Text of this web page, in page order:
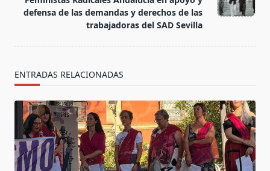
defensa de las demandas y derechos de las
trabajadoras del SAD Sevilla
ENTRADAS RELACIONADAS